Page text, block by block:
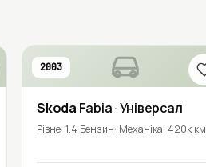
2003
Skoda Fabia· Універсал
Рівне 1.4 Бензин Механіка 420к км